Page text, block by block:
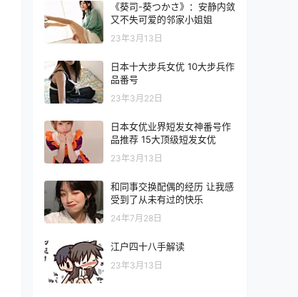
《葵司-葵つかさ》：安静内敛
又不失可爱的邻家小姐姐
23年3月13日
日本十大步兵女优 10大步兵作
品番号
23年3月22日
日本女优业界短发女神番号作
品推荐 15大顶级短发女优
23年3月13日
和同事交换配偶的经历 让我感
受到了从未有过的快乐
24年7月28日
江户四十八手解读
23年3月13日